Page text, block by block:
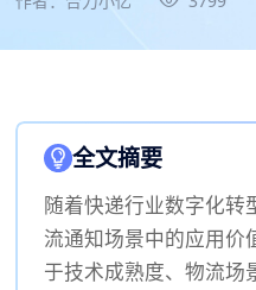
全文摘要
随着快递行业数字化转
流通知场景中的应用价
于技术成熟度、物流场